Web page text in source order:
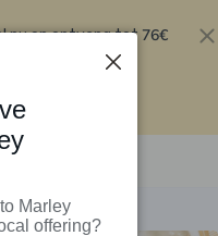
nu en ontvang tot 76€
Marley
offering?